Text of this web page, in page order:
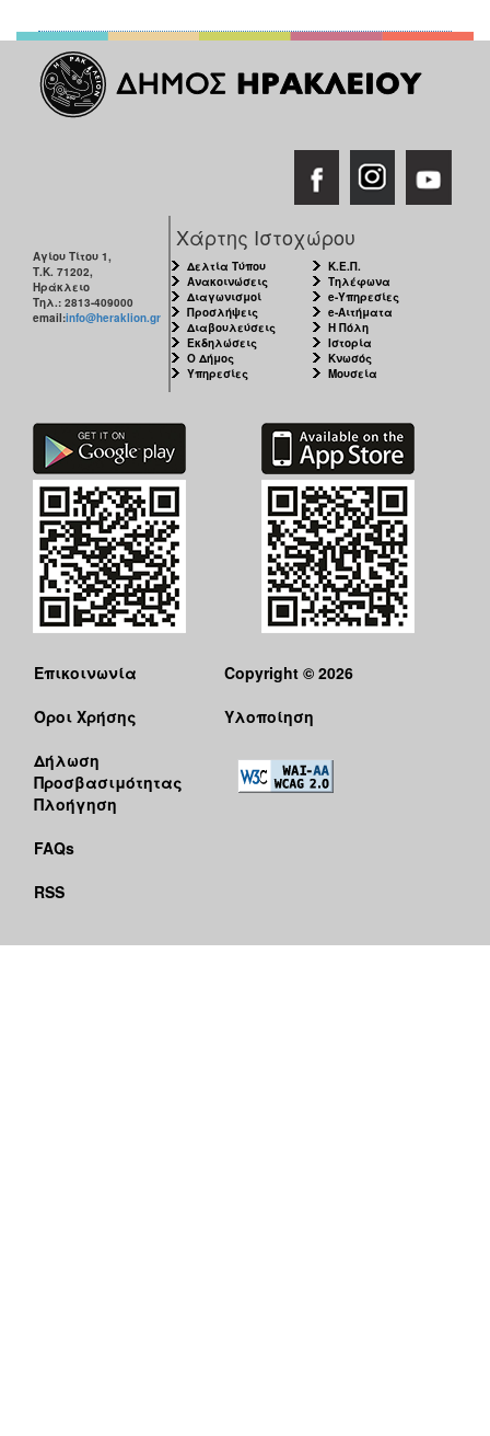
Αγίου Τίτου 1,
Τ.Κ. 71202,
Ηράκλειο
Τηλ.: 2813-409000
email:info@heraklion.gr
Χάρτης Ιστοχώρου
Δελτία Τύπου
Ανακοινώσεις
Διαγωνισμοί
Προσλήψεις
Διαβουλεύσεις
Εκδηλώσεις
Ο Δήμος
Υπηρεσίες
Κ.Ε.Π.
Τηλέφωνα
e-Υπηρεσίες
e-Αιτήματα
Η Πόλη
Ιστορία
Κνωσός
Μουσεία
Επικοινωνία
Όροι Χρήσης
Δήλωση
Προσβασιμότητας
Πλοήγηση
FAQs
RSS
Copyright © 2026
Υλοποίηση